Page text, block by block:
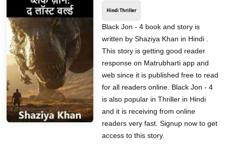
Hindi Thriller
Black Jon - 4 book and story is
written by Shaziya Khan in Hindi .
This story is getting good reader
response on Matrubharti app and
web since it is published free to read
for all readers online. Black Jon - 4
is also popular in Thriller in Hindi
and it is receiving from online
readers very fast. Signup now to get
access to this story.